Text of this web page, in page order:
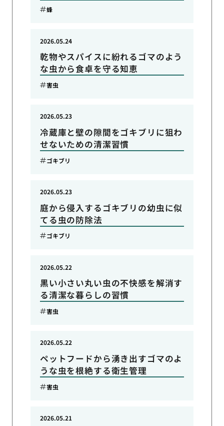
蜂
乾物やスパイスに紛れるゴマのよう
な虫から食卓を守る知恵
2026.05.24
害虫
冷蔵庫と壁の隙間をゴキブリに狙わ
せないための清潔習慣
2026.05.23
ゴキブリ
庭から侵入するゴキブリの幼虫に似
てる虫の防除法
2026.05.23
ゴキブリ
黒い小さい丸い虫の不快感を解消す
る清潔な暮らしの習慣
2026.05.22
害虫
ペットフードから湧き出すゴマのよ
うな虫を根絶する衛生管理
2026.05.22
害虫
2026.05.21